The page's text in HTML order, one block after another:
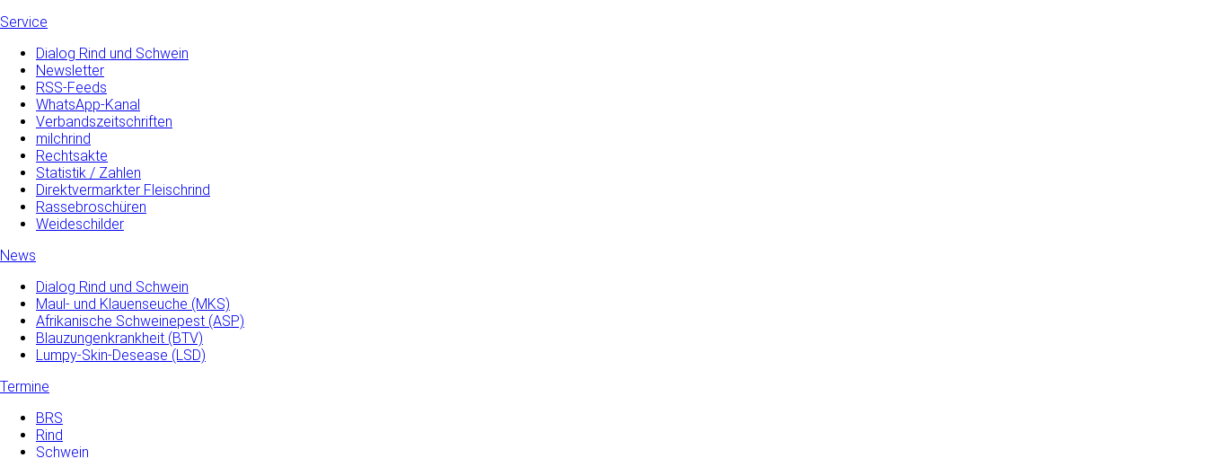
Service
Dialog Rind und Schwein
Newsletter
RSS-Feeds
WhatsApp-Kanal
Verbandszeitschriften
milchrind
Rechtsakte
Statistik / Zahlen
Direktvermarkter Fleischrind
Rassebroschüren
Weideschilder
News
Dialog Rind und Schwein
Maul- und­ Klauenseuche­ (MKS)
Afrikanische Schweinepest (ASP)
Blauzungenkrankheit (BTV)
Lumpy-Skin-Desease (LSD)
Termine
BRS
Rind
Schwein